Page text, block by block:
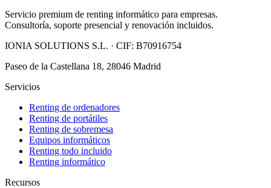
Servicio premium de renting informático para empresas.
Consultoría, soporte presencial y renovación incluidos.
IONIA SOLUTIONS S.L. · CIF: B70916754
Paseo de la Castellana 18, 28046 Madrid
Servicios
Renting de ordenadores
Renting de portátiles
Renting de sobremesa
Equipos informáticos
Renting todo incluido
Renting informático
Recursos